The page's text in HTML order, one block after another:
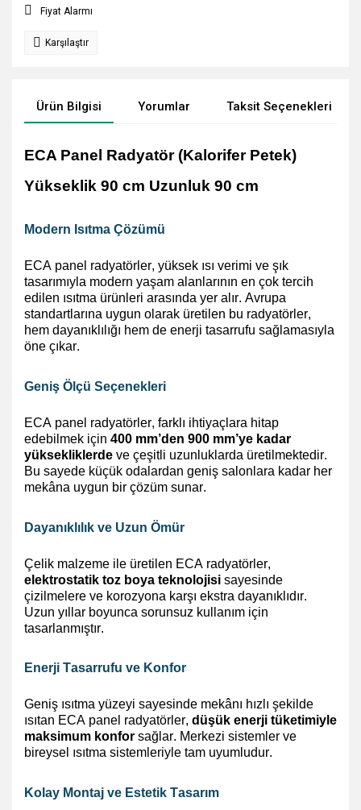
Fiyat Alarmı
Karşılaştır
Ürün Bilgisi Yorumlar Taksit Seçenekleri
ECA Panel Radyatör (Kalorifer Petek)
Yükseklik 90 cm Uzunluk 90 cm
Modern Isıtma Çözümü
ECA panel radyatörler, yüksek ısı verimi ve şık
tasarımıyla modern yaşam alanlarının en çok tercih
edilen ısıtma ürünleri arasında yer alır. Avrupa
standartlarına uygun olarak üretilen bu radyatörler,
hem dayanıklılığı hem de enerji tasarrufu sağlamasıyla
öne çıkar.
Geniş Ölçü Seçenekleri
ECA panel radyatörler, farklı ihtiyaçlara hitap
edebilmek için 400 mm’den 900 mm’ye kadar
yüksekliklerde ve çeşitli uzunluklarda üretilmektedir.
Bu sayede küçük odalardan geniş salonlara kadar her
mekâna uygun bir çözüm sunar.
Dayanıklılık ve Uzun Ömür
Çelik malzeme ile üretilen ECA radyatörler,
elektrostatik toz boya teknolojisi sayesinde
çizilmelere ve korozyona karşı ekstra dayanıklıdır.
Uzun yıllar boyunca sorunsuz kullanım için
tasarlanmıştır.
Enerji Tasarrufu ve Konfor
Geniş ısıtma yüzeyi sayesinde mekânı hızlı şekilde
ısıtan ECA panel radyatörler, düşük enerji tüketimiyle
maksimum konfor sağlar. Merkezi sistemler ve
bireysel ısıtma sistemleriyle tam uyumludur.
Kolay Montaj ve Estetik Tasarım